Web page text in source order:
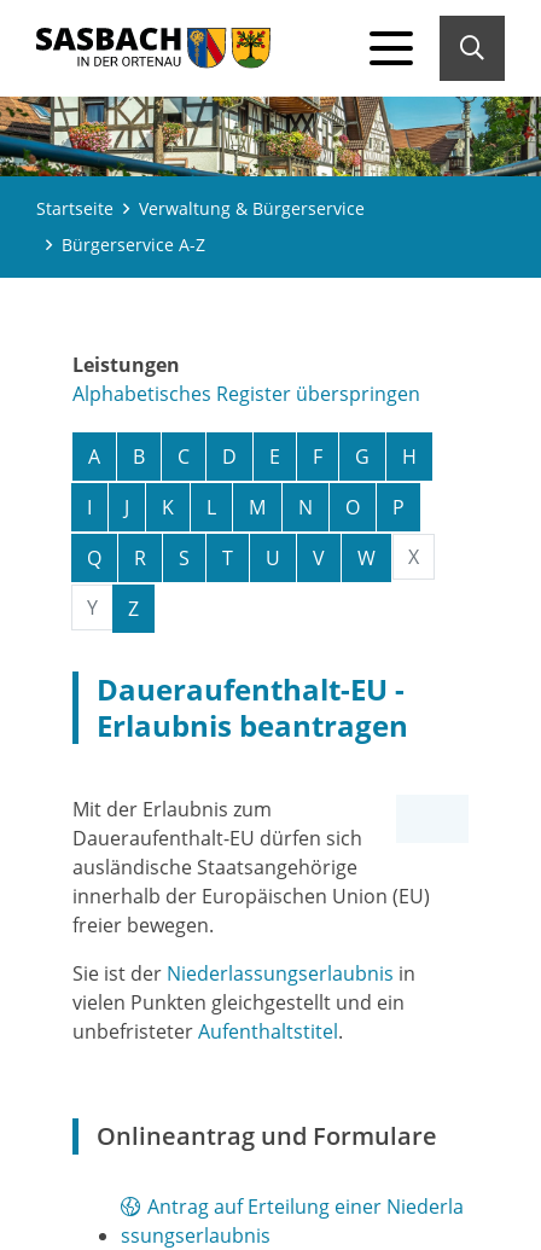
Startseite
Verwaltung & Bürgerservice
Bürgerservice A-Z
Leistungen
Alphabetisches Register überspringen
A B C D E F G
H
I
J K L M N O
P
Q
R S T U V W
X
Y
Z
Daueraufenthalt-EU -
Erlaubnis beantragen
Mit der Erlaubnis zum
Daueraufenthalt-EU dürfen sich
ausländische Staatsangehörige
innerhalb der Europäischen Union (EU)
freier bewegen.
Sie ist der Niederlassungserlaubnis in
vielen Punkten gleichgestellt und ein
unbefristeterAufenthaltstitel.
Onlineantrag und Formulare
Antrag auf Erteilung einer Niederla
ssungserlaubnis